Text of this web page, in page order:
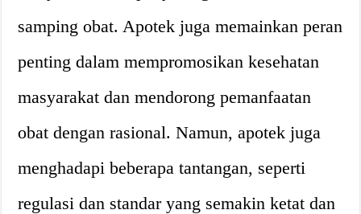
samping obat. Apotek juga memainkan peran
penting dalam mempromosikan kesehatan
masyarakat dan mendorong pemanfaatan
obat dengan rasional. Namun, apotek juga
menghadapi beberapa tantangan, seperti
regulasi dan standar yang semakin ketat dan